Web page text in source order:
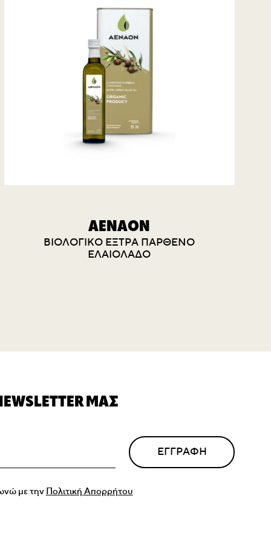
AENAON
ΒΙΟΛΟΓΙΚΟ ΕΞΤΡΑ ΠΑΡΘΕΝΟ
ΕΛΑΙΟΛΑΔΟ
ΜΑΣ
ΕΓΓΡΑΦΗ
με την Πολιτική Απορρήτου